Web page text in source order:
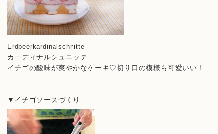
Erdbeerkardinalschnitte
カーディナルシュニッテ
イチゴの酸味が爽やかなケーキ♡切り口の模様も可愛いい！
▼イチゴソースづくり